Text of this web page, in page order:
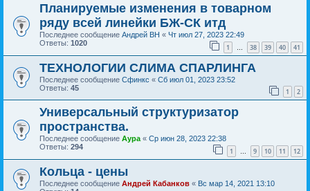
Планируемые изменения в товарном
ряду всей линейки БЖ-СК итд
Последнее сообщение Андрей ВН « Чт июл 27, 2023 22:49
Ответы: 1020 1 … 38 39 40 41
ТЕХНОЛОГИИ СЛИМА СПАРЛИНГА
Последнее сообщение Сфинкс « Сб июл 01, 2023 23:52
Ответы: 45 1 2
Универсальный структуризатор
пространства.
Последнее сообщение Аура « Ср июн 28, 2023 22:38
Ответы: 294 1 … 9 10 11 12
Кольца - цены
Последнее сообщение Андрей Кабанков « Вс мар 14, 2021 13:10